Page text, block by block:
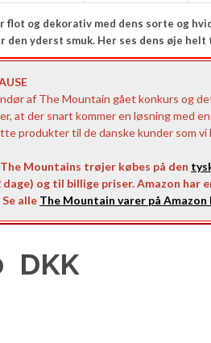
flot og dekorativ med dens sorte og
den yderst smuk. Her ses dens øje
af The Mountain gået konkurs og
at der snart kommer en løsning med
produkter til de danske kunder som vi
Mountains trøjer købes på den
og til billige priser. Amazon har
alle The Mountain varer på Amazon
DKK